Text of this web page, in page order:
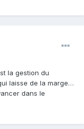
la gestion du
laisse de la marge…
dans le